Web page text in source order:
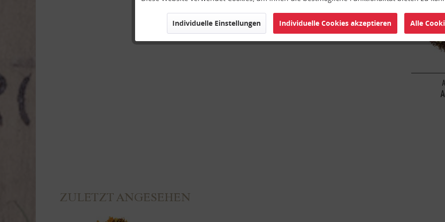
ZULETZT ANGESEHEN
Individuelle Einstellungen Individuelle Cookies akzeptieren Alle